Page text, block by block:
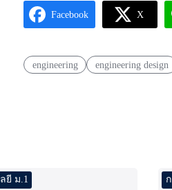
Facebook X
engineering engineering design
ยี ม.1